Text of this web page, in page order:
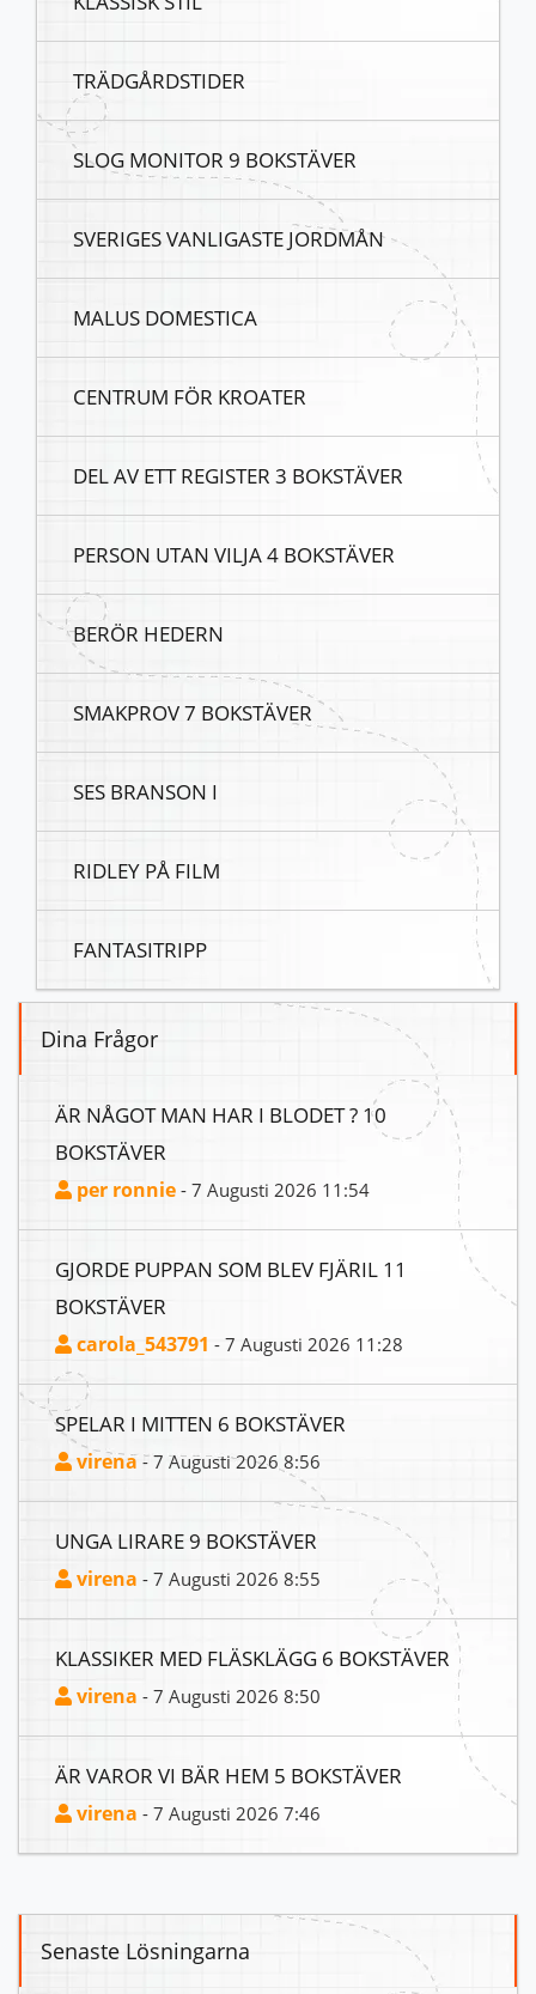
TRÄDGÅRDSTIDER
SLOG MONITOR 9 BOKSTÄVER
SVERIGES VANLIGASTE JORDMÅN
MALUS DOMESTICA
CENTRUM FÖR KROATER
DEL AV ETT REGISTER 3 BOKSTÄVER
PERSON UTAN VILJA 4 BOKSTÄVER
BERÖR HEDERN
SMAKPROV 7 BOKSTÄVER
SES BRANSON I
RIDLEY PÅ FILM
FANTASITRIPP
Dina Frågor
ÄR NÅGOT MAN HAR I BLODET ? 10
BOKSTÄVER
per ronnie - 7 Augusti 2026 11:54
GJORDE PUPPAN SOM BLEV FJÄRIL 11
BOKSTÄVER
carola_543791 - 7 Augusti 2026 11:28
SPELAR I MITTEN 6 BOKSTÄVER
virena - 7 Augusti 2026 8:56
UNGA LIRARE 9 BOKSTÄVER
virena - 7 Augusti 2026 8:55
KLASSIKER MED FLÄSKLÄGG 6 BOKSTÄVER
virena - 7 Augusti 2026 8:50
ÄR VAROR VI BÄR HEM 5 BOKSTÄVER
virena - 7 Augusti 2026 7:46
Senaste Lösningarna